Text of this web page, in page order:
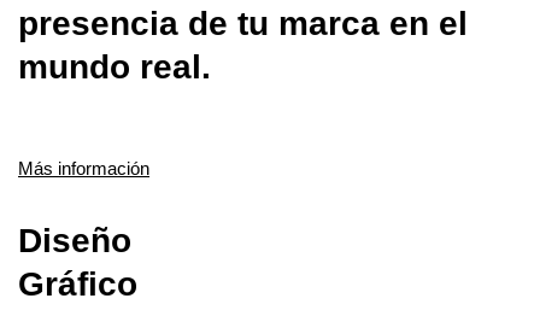
presencia de tu marca en el
mundo real.
Más información
Diseño
Gráfico